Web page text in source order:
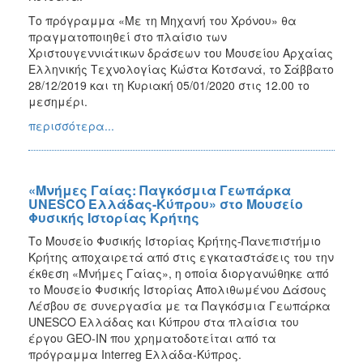
Το πρόγραμμα «Με τη Μηχανή του Χρόνου» θα
πραγματοποιηθεί στο πλαίσιο των
Χριστουγεννιάτικων δράσεων του Μουσείου Αρχαίας
Ελληνικής Τεχνολογίας Κώστα Κοτσανά, το Σάββατο
28/12/2019 και τη Κυριακή 05/01/2020 στις 12.00 το
μεσημέρι.
περισσότερα...
«Μνήμες Γαίας: Παγκόσμια Γεωπάρκα
UNESCO Ελλάδας-Κύπρου» στο Μουσείο
Φυσικής Ιστορίας Κρήτης
Το Μουσείο Φυσικής Ιστορίας Κρήτης-Πανεπιστήμιο
Κρήτης αποχαιρετά από στις εγκαταστάσεις του την
έκθεση «Μνήμες Γαίας», η οποία διοργανώθηκε από
το Μουσείο Φυσικής Ιστορίας Απολιθωμένου Δάσους
Λέσβου σε συνεργασία με τα Παγκόσμια Γεωπάρκα
UNESCO Ελλάδας και Κύπρου στα πλαίσια του
έργου GEO-IN που χρηματοδοτείται από τα
πρόγραμμα Interreg Ελλάδα-Κύπρος.